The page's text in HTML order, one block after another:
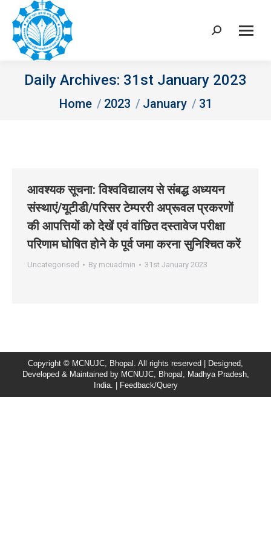
Search:
Daily Archives: 31st January 2023
You are here:
Home 2023 January 31
आवश्‍यक सूचना: विश्‍वविद्यालय से संबद्ध अध्‍ययन
संस्‍थाएं/यूटीडी/परिसर टेम्‍पररी अप्रूवल प्रकरणों
की आपत्तियों को देखें एवं वांछित दस्‍तावेज परीक्षा
परिणाम घोषित होने के पूर्व जमा करना सुनिश्चित करें
Uncategorised By mcuadmin 31st January 2023
Copyright © MCNUJC, Bhopal. All rights reserved | Designed,
Developed & Maintained by MCNUJC, Bhopal, Madhya Pradesh,
India. |
Feedback/Query